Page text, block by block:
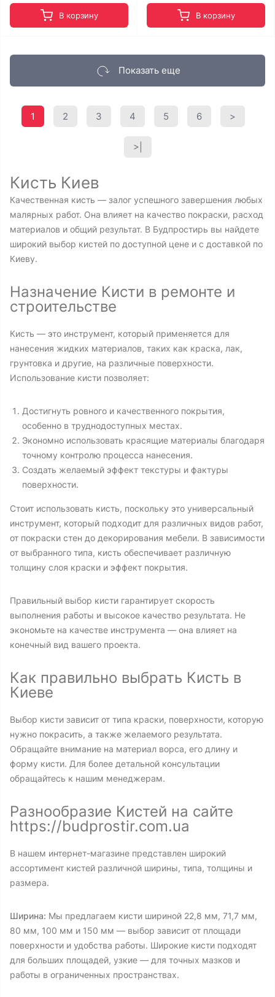
В корзину В корзину
Показать еще
1 2 3 4 5 6 >
>|
Кисть Киев
Качественная кисть — залог успешного завершения любых
малярных работ. Она влияет на качество покраски, расход
материалов и общий результат. В Будпростирь вы найдете
широкий выбор кистей по доступной цене и с доставкой по
Киеву.
Назначение Кисти в ремонте и
строительстве
Кисть — это инструмент, который применяется для
нанесения жидких материалов, таких как краска, лак,
грунтовка и другие, на различные поверхности.
Использование кисти позволяет:
Достигнуть ровного и качественного покрытия,
особенно в труднодоступных местах.
Экономно использовать красящие материалы благодаря
точному контролю процесса нанесения.
Создать желаемый эффект текстуры и фактуры
поверхности.
Стоит использовать кисть, поскольку это универсальный
инструмент, который подходит для различных видов работ,
от покраски стен до декорирования мебели. В зависимости
от выбранного типа, кисть обеспечивает различную
толщину слоя краски и эффект покрытия.
Правильный выбор кисти гарантирует скорость
выполнения работы и высокое качество результата. Не
экономьте на качестве инструмента — она влияет на
конечный вид вашего проекта.
Как правильно выбрать Кисть в
Киеве
Выбор кисти зависит от типа краски, поверхности, которую
нужно покрасить, а также желаемого результата.
Обращайте внимание на материал ворса, его длину и
форму кисти. Для более детальной консультации
обращайтесь к нашим менеджерам.
Разнообразие Кистей на сайте
https://budprostir.com.ua
В нашем интернет-магазине представлен широкий
ассортимент кистей различной ширины, типа, толщины и
размера.
Ширина: Мы предлагаем кисти шириной 22,8 мм, 71,7 мм,
80 мм, 100 мм и 150 мм — выбор зависит от площади
поверхности и удобства работы. Широкие кисти подходят
для больших площадей, узкие — для точных мазков и
работы в ограниченных пространствах.